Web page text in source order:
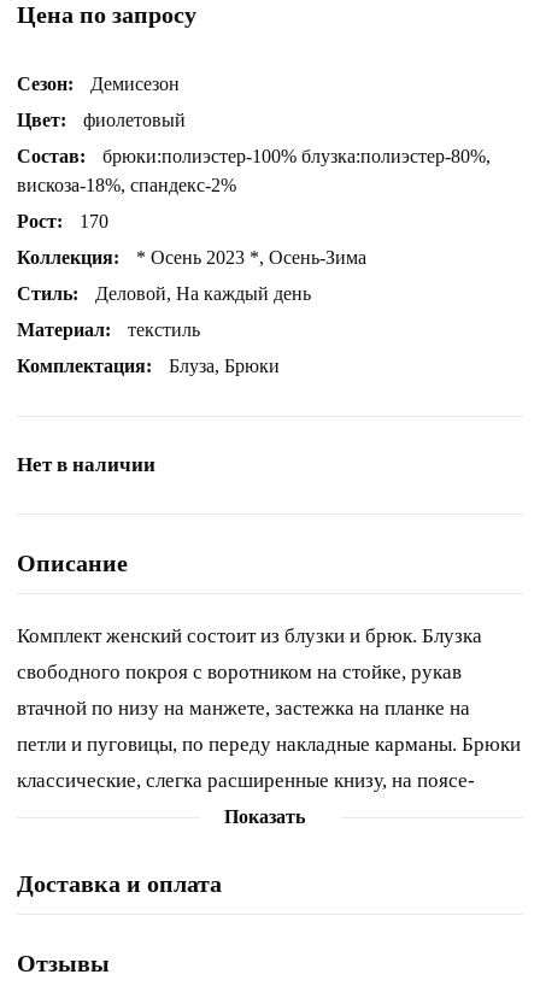
Цена по запросу
Сезон:
Демисезон
Цвет:
фиолетовый
Состав:
брюки:полиэстер-100% блузка:полиэстер-80%,
вискоза-18%, спандекс-2%
Рост:
170
Коллекция:
* Осень 2023 *, Осень-Зима
Стиль:
Деловой, На каждый день
Материал:
текстиль
Комплектация:
Блуза, Брюки
Нет в наличии
Описание
Комплект женский состоит из блузки и брюк. Блузка
свободного покроя с воротником на стойке, рукав
втачной по низу на манжете, застежка на планке на
петли и пуговицы, по переду накладные карманы. Брюки
классические, слегка расширенные книзу, на поясе-
кокетке, со стрелками, застежка спереди на молнию и
Ширина по линии груди блузка(44):55см
блузка(52):63см блузка(54):65см Ширина по линии
Показать
Доставка и оплата
Отзывы